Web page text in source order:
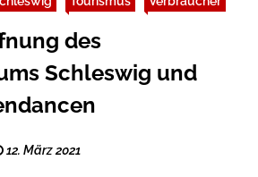
des
Schleswig und
12. März 2021